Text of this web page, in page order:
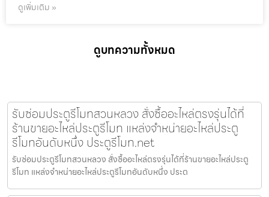
ดูเพิ่มเติม »
ดูบทความทั้งหมด
รับซ่อมประตูรีโมทสวนหลวง สั่งซื้ออะไหล่ตรงรุ่นได้ที่
ร้านขายอะไหล่ประตูรีโมท แหล่งจำหน่ายอะไหล่ประตู
รีโมทอันดับหนึ่ง ประตูรีโมท.net
รับซ่อมประตูรีโมทสวนหลวง สั่งซื้ออะไหล่ตรงรุ่นได้ที่ร้านขายอะไหล่ประตู
รีโมท แหล่งจำหน่ายอะไหล่ประตูรีโมทอันดับหนึ่ง ประต